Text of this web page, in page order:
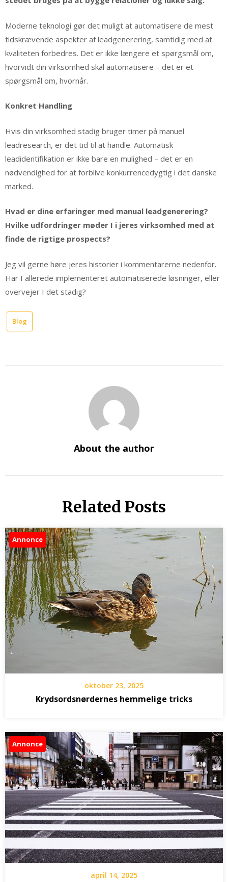
Moderne teknologi gør det muligt at automatisere de mest
tidskrævende aspekter af leadgenerering, samtidig med at
kvaliteten forbedres. Det er ikke længere et spørgsmål om,
hvorvidt din virksomhed skal automatisere – det er et
spørgsmål om, hvornår.
Konkret Handling
Hvis din virksomhed stadig bruger timer på manuel
leadresearch, er det tid til at handle. Automatisk
leadidentifikation er ikke bare en mulighed – det er en
nødvendighed for at forblive konkurrencedygtig i det danske
marked.
Hvad er dine erfaringer med manual leadgenerering?
Hvilke udfordringer møder I i jeres virksomhed med at
finde de rigtige prospects?
Jeg vil gerne høre jeres historier i kommentarerne nedenfor.
Har I allerede implementeret automatiserede løsninger, eller
overvejer I det stadig?
Blog
About the author
Related Posts
Annonce
oktober 23, 2025
Krydsordsnørdernes hemmelige tricks
Annonce
april 14, 2025